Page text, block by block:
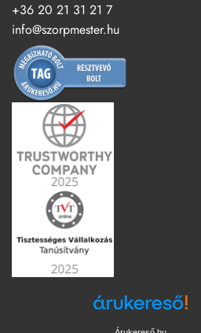
+36 20 21 31 21 7
info@szorpmester.hu